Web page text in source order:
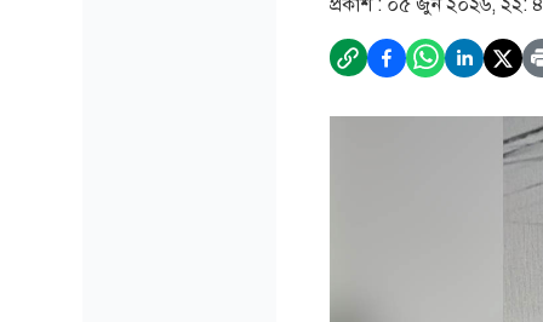
প্রকাশ : ০৫ জুন ২০২৬, ২২: